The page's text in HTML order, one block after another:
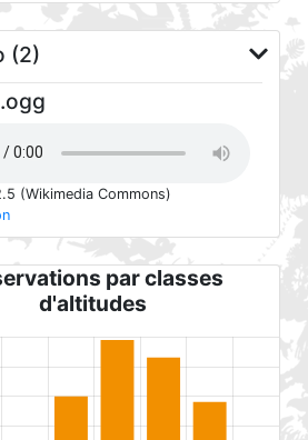
(2)
(Wikimedia Commons)
par classes
d'altitudes